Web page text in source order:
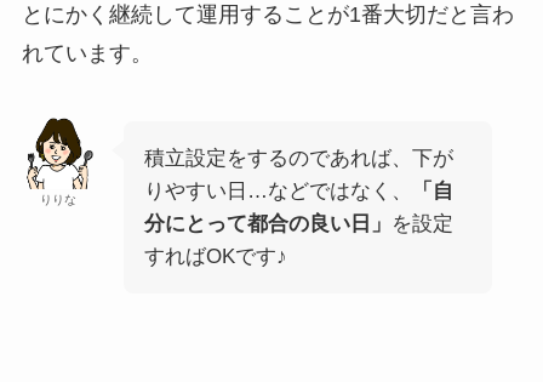
とにかく継続して運用することが1番大切だと言わ
れています。
りりな
積立設定をするのであれば、下が
りやすい日…などではなく、
「自
分にとって都合の良い日」 を設定
すればOKです♪